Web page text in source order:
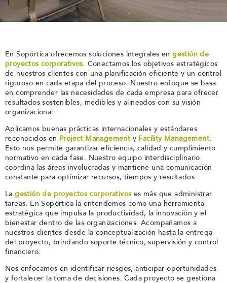
En Sopórtica ofrecemos soluciones integrales engestión de
proyectos corporativos. Conectamos los objetivos estratégicos
de nuestros clientes con una planificación eficiente y un control
riguroso en cada etapa del proceso. Nuestro enfoque se basa
en comprender las necesidades de cada empresa para ofrecer
resultados sostenibles, medibles y alineados con su visión
organizacional.
Aplicamos buenas prácticas internacionales y estándares
reconocidos en Project Managementy Facility Management.
Esto nos permite garantizar eficiencia, calidad y cumplimiento
normativo en cada fase. Nuestro equipo interdisciplinario
coordina las áreas involucradas y mantiene una comunicación
constante para optimizar recursos, tiempos y resultados.
Lagestión de proyectos corporativoses más que administrar
tareas. En Sopórtica la entendemos como una herramienta
estratégica que impulsa la productividad, la innovación y el
bienestar dentro de las organizaciones. Acompañamos a
nuestros clientes desde la conceptualización hasta la entrega
del proyecto, brindando soporte técnico, supervisión y control
financiero.
Nos enfocamos en identificar riesgos, anticipar oportunidades
y fortalecer la toma de decisiones. Cada proyecto se gestiona